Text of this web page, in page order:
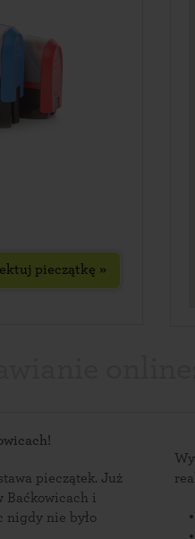
pieczątkę »
pieczątek. Już
Baćkowicach i